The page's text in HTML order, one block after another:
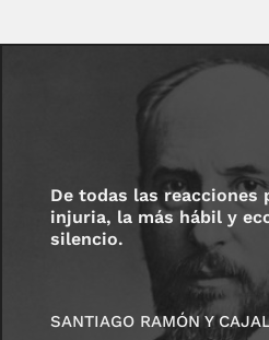
De todas las reacciones
injuria, la más hábil y
silencio.
SANTIAGO RAMÓN Y